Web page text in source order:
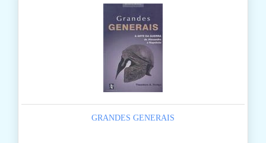
GRANDES GENERAIS